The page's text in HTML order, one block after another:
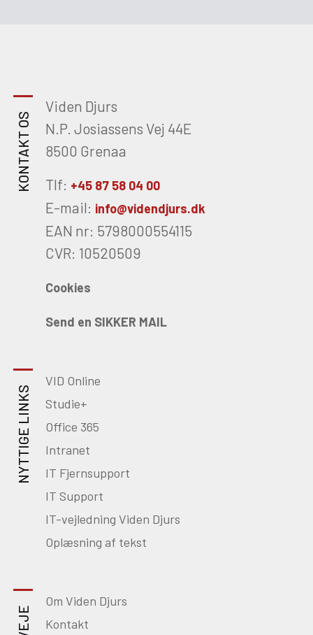
KONTAKT OS
Viden Djurs
N.P. Josiassens Vej 44E
8500 Grenaa
Tlf: +45 87 58 04 00
E-mail: info@videndjurs.dk
EAN nr: 5798000554115
CVR: 10520509
Cookies
Send en SIKKER MAIL
NYTTIGE LINKS
VID Online
Studie+
Office 365
Intranet
IT Fjernsupport
IT Support
IT-vejledning Viden Djurs
Oplæsning af tekst
Om Viden Djurs
Kontakt